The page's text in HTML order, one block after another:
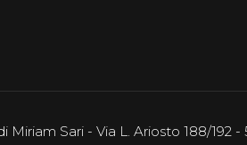
Miriam Sari - Via L. Ariosto 188/192